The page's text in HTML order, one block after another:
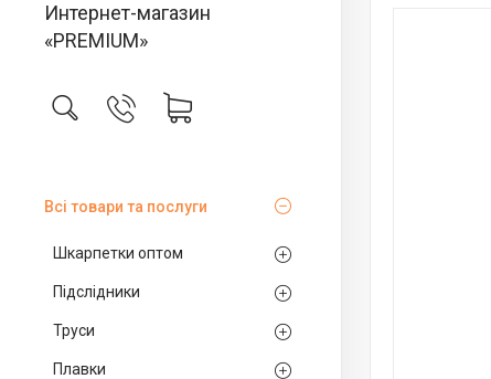
Интернет-магазин
«PREMIUM»
Всі товари та послуги
Шкарпетки оптом
Підслідники
Труси
Плавки